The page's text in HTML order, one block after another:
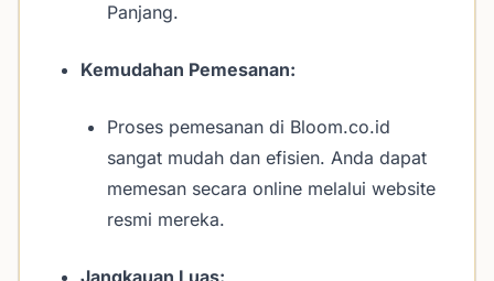
Panjang.
Kemudahan Pemesanan:
Proses pemesanan di Bloom.co.id
sangat mudah dan efisien. Anda dapat
memesan secara online melalui website
resmi mereka.
Jangkauan Luas: